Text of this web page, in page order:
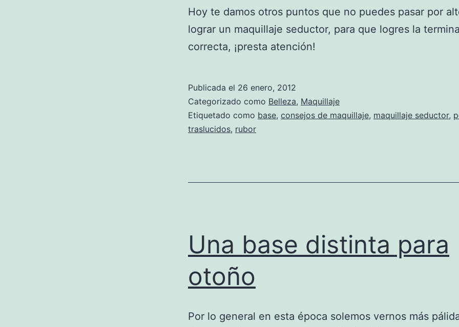
Hoy te damos otros puntos que no puedes pasar por
lograr un maquillaje seductor, para que logres la
correcta, ¡presta atención!
Publicada el 26 enero, 2012
Categorizado como Belleza, Maquillaje
Etiquetado como base, consejos de maquillaje, maquillaje seductor,
traslucidos, rubor
Una base distinta para
otoño
Por lo general en esta época solemos vernos más